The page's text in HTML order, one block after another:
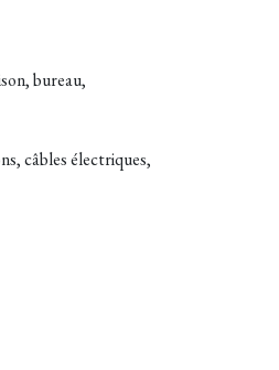
bureau,
câbles électriques,